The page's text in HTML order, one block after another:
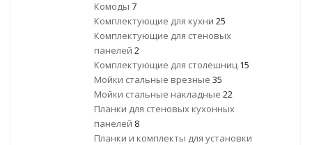
Комоды 7
Комплектующие для кухни 25
Комплектующие для стеновых
панелей 2
Комплектующие для столешниц 15
Мойки стальные врезные 35
Мойки стальные накладные 22
Планки для стеновых кухонных
панелей 8
Планки и комплекты для установки